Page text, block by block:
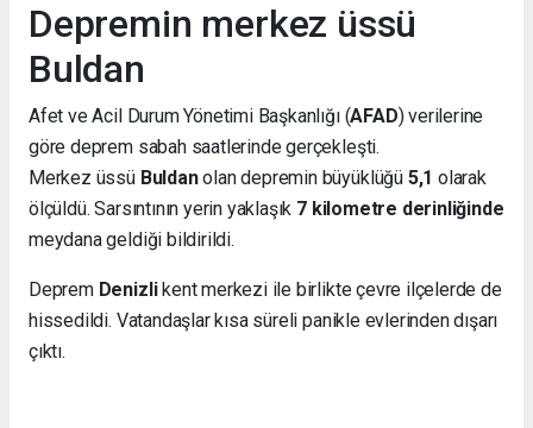
Depremin merkez üssü
Buldan
Afet ve Acil Durum Yönetimi Başkanlığı (AFAD) verilerine
göre deprem sabah saatlerinde gerçekleşti.
Merkez üssü Buldanolan depremin büyüklüğü 5,1 olarak
ölçüldü. Sarsıntının yerin yaklaşık 7 kilometre derinliğinde
meydana geldiği bildirildi.
Deprem Denizlikent merkezi ile birlikte çevre ilçelerde de
hissedildi. Vatandaşlar kısa süreli panikle evlerinden dışarı
çıktı.